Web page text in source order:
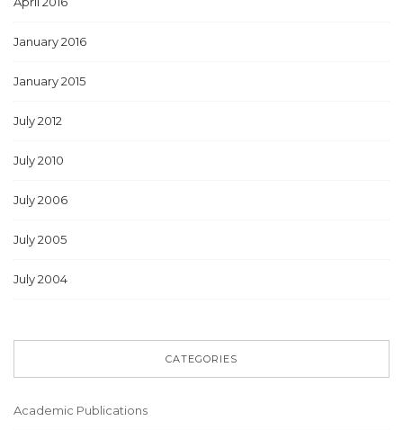
January 2016
January 2015
July 2012
July 2010
July 2006
July 2005
July 2004
CATEGORIES
Academic Publications